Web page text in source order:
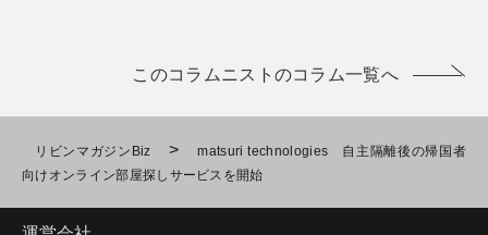
このコラムニストのコラム一覧へ
リビンマガジンBiz >
matsuri technologies 自主隔離後の帰国者
向けオンライン部屋探しサービスを開始